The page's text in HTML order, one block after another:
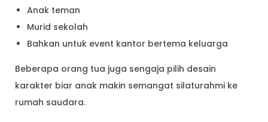
Anak teman
Murid sekolah
Bahkan untuk event kantor bertema keluarga
Beberapa orang tua juga sengaja pilih desain
karakter biar anak makin semangat silaturahmi ke
rumah saudara.